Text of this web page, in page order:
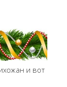
и вот